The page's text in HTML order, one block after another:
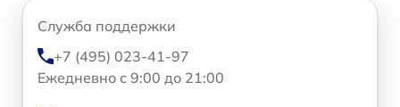
Служба поддержки
+7 (495) 023-41-97
Ежедневно с 9:00 до 21:00